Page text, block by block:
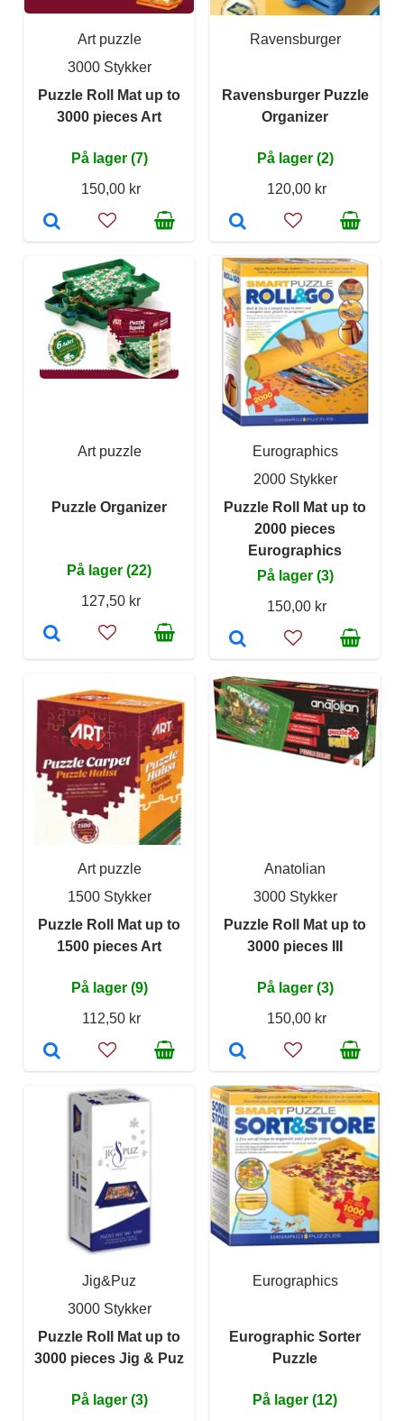
Art puzzle
3000 Stykker
Puzzle Roll Mat up to
3000 pieces Art
På lager (7)
150,00 kr
Ravensburger
Ravensburger Puzzle
Organizer
På lager (2)
120,00 kr
Art puzzle
Puzzle Organizer
På lager (22)
127,50 kr
Eurographics
2000 Stykker
Puzzle Roll Mat up to
2000 pieces
Eurographics
På lager (3)
150,00 kr
Art puzzle
1500 Stykker
Puzzle Roll Mat up to
1500 pieces Art
På lager (9)
112,50 kr
Anatolian
3000 Stykker
Puzzle Roll Mat up to
3000 pieces III
På lager (3)
150,00 kr
Jig&Puz
3000 Stykker
Puzzle Roll Mat up to
3000 pieces Jig & Puz
På lager (3)
Eurographics
Eurographic Sorter
Puzzle
På lager (12)